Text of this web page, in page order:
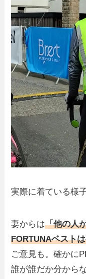
実際に着ている様
妻からは「他の人
FORTUNAベスト
ご意見も。確かに
誰が誰だか分から